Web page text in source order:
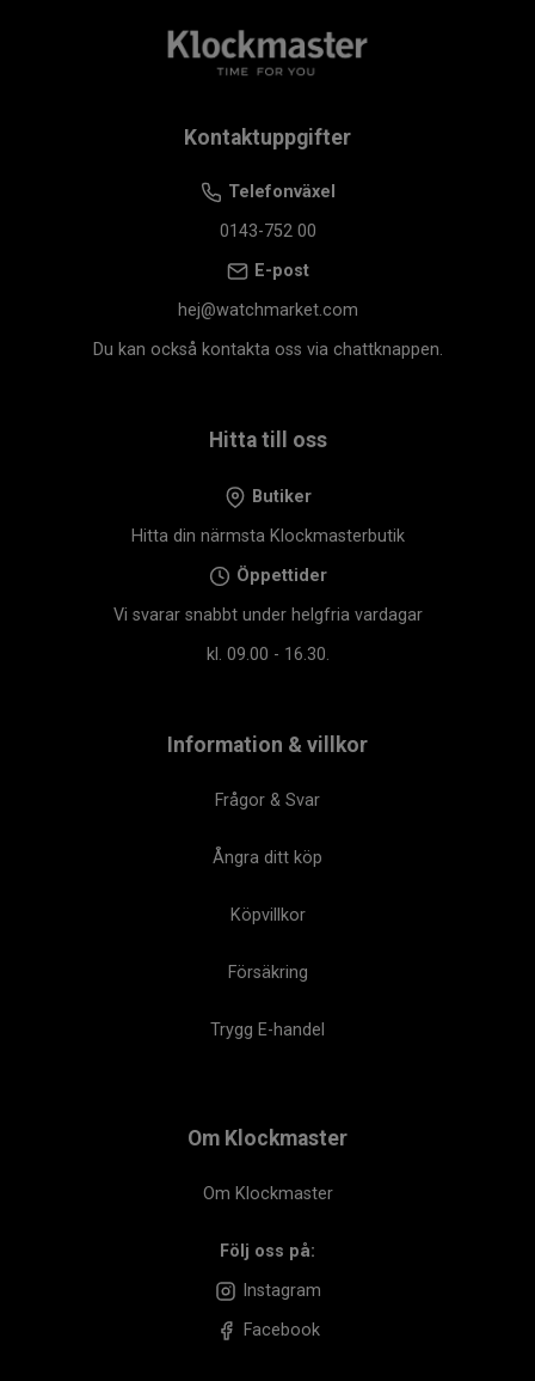
Kontaktuppgifter
Telefonväxel
0143-752 00
E-post
hej@watchmarket.com
Du kan också kontakta oss via chattknappen.
Hitta till oss
Butiker
Hitta din närmsta Klockmasterbutik
Öppettider
Vi svarar snabbt under helgfria vardagar
kl. 09.00 - 16.30.
Information & villkor
Frågor & Svar
Ångra ditt köp
Köpvillkor
Försäkring
Trygg E-handel
Om Klockmaster
Om Klockmaster
Följ oss på:
Instagram
Facebook